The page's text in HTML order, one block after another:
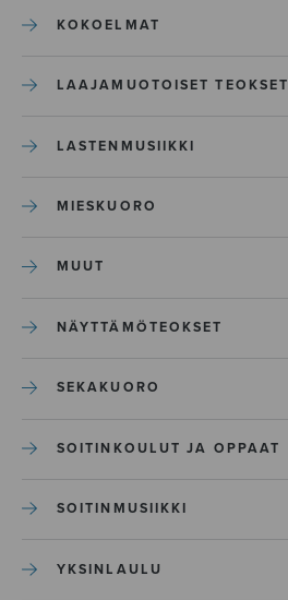
KOKOELMAT
LAAJAMUOTOISET TEOKSET
LASTENMUSIIKKI
MIESKUORO
MUUT
NÄYTTÄMÖTEOKSET
SEKAKUORO
SOITINKOULUT JA OPPAAT
SOITINMUSIIKKI
YKSINLAULU